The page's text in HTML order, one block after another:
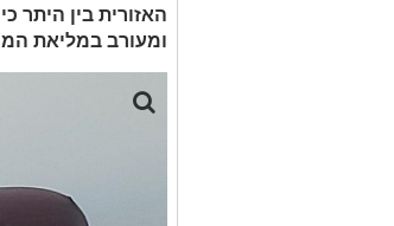
האזורית בין היתר
ומעורב במליאת